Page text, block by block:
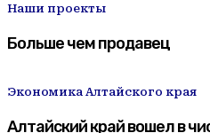
Наши проекты
Больше чем продавец
Экономика Алтайского края
Алтайский край вошел в